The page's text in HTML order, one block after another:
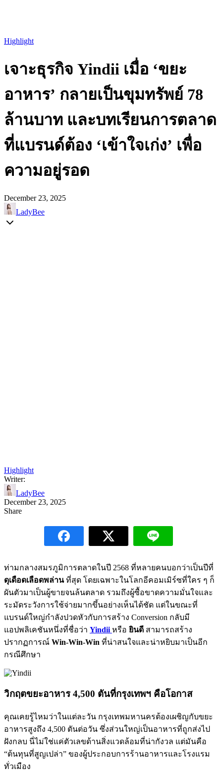
Highlight
เจาะธุรกิจ Yindii เมื่อ ‘ขยะ
อาหาร’ กลายเป็นขุมทรัพย์ 78
ล้านบาท และบทเรียนการตลาด
ที่แบรนด์ต้อง ‘เข้าใจเก่ง’ เพื่อ
ความอยู่รอด
December 23, 2025
LadyBee
Highlight
Writer:
LadyBee
December 23, 2025
Share
ท่ามกลางสมรภูมิการตลาดในปี 2568 ที่หลายคนบอกว่าเป็นปีที่
ดุเดือดเลือดพล่านที่สุด โดยเฉพาะในโลกอีคอมเมิร์ซที่ใคร ๆ ก็
ผันตัวมาเป็นผู้ขายจนล้นตลาด รวมถึงผู้ซื้อขาดความมั่นใจและ
ระมัดระวังการใช้จ่ายมากขึ้นอย่างเห็นได้ชัด แต่ในขณะที่
แบรนด์ใหญ่กำลังปวดหัวกับการสร้าง Conversion กลับมี
แอปพลิเคชันหนึ่งที่ชื่อว่า Yindii หรือ ยินดี สามารถสร้าง
ปรากฏการณ์ Win-Win-Win ที่น่าสนใจและน่าหยิบมาเป็นอีก
กรณีศึกษา
วิกฤตขยะอาหาร 4,500 ตันที่กรุงเทพฯ คือโอกาส
คุณเคยรู้ไหมว่าในแต่ละวัน กรุงเทพมหานครต้องเผชิญกับขยะ
อาหารสูงถึง 4,500 ตันต่อวัน ซึ่งส่วนใหญ่เป็นอาหารที่ถูกส่งไป
ฝังกลบ นี่ไม่ใช่แค่ตัวเลขด้านสิ่งแวดล้อมที่น่ากังวล แต่มันคือ
“ต้นทุนที่สูญเปล่า” ของผู้ประกอบการร้านอาหารและโรงแรม
ทั่วเมือง